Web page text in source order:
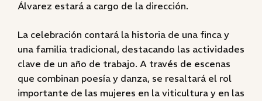
Álvarez estará a cargo de la dirección.
La celebración contará la historia de una finca y
una familia tradicional, destacando las actividades
clave de un año de trabajo. A través de escenas
que combinan poesía y danza, se resaltará el rol
importante de las mujeres en la viticultura y en las